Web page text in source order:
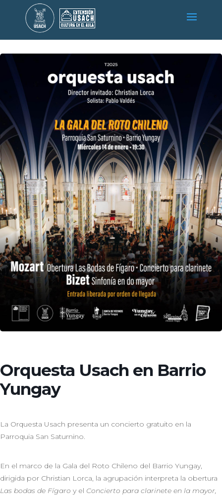
Orquesta Usach en Barrio
Yungay
La Orquesta Usach presenta un concierto gratuito en la
Parroquia San Saturnino.
En el marco de la Gala del Roto Chileno del Barrio Yungay,
dirigida por Christian Lorca, la agrupación interpreta la obertura
Las bodas de Fígaro y el Concierto para clarinete en la mayor,